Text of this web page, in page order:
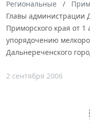
Региональные
Главы администрации
Приморского края от 1
упорядочению
Дальнереченского
2 сентября 2006